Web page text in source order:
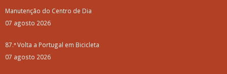
Manutenção do Centro de Dia
07 agosto 2026
87.ª Volta a Portugal em Bicicleta
07 agosto 2026